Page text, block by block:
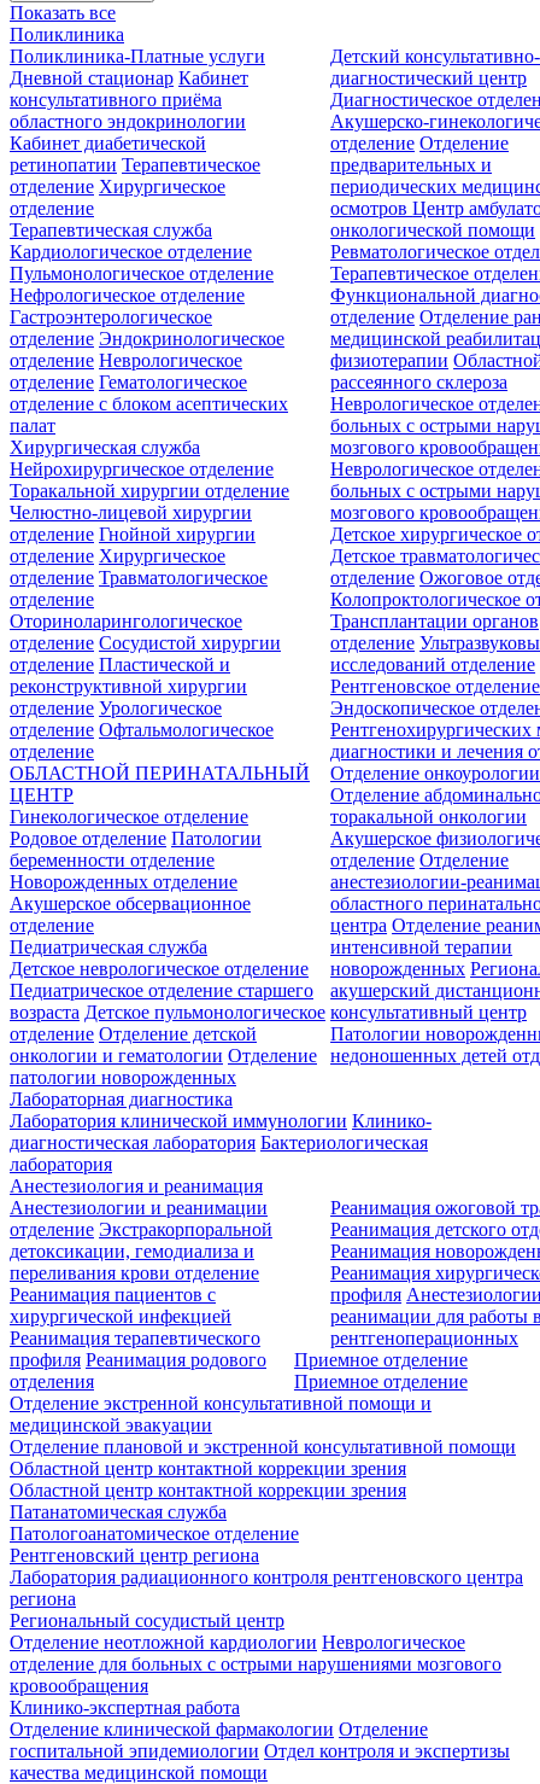
Показать все
Поликлиника
Поликлиника-Платные услуги
Дневной стационар Кабинет
консультативного приёма
областного эндокринологии
Кабинет диабетической
ретинопатии Терапевтическое
отделение Хирургическое
отделение
Детский консультативно-
диагностический центр
Диагностическое
Акушерско-
отделение Отделение
предварительных и
периодических
осмотровЦентр
онкологической помощи
Терапевтическая служба
Кардиологическое отделение
Пульмонологическое отделение
Нефрологическое отделение
Гастроэнтерологическое
отделение Эндокринологическое
отделение Неврологическое
отделение Гематологическое
отделение c блоком асептических
палат
Ревматологическое
Терапевтическое
Функциональной
отделение Отделение
медицинской
физиотерапии
рассеянного склероза
Неврологическое
больных с острыми
мозгового
Неврологическое
больных с острыми
мозгового
Хирургическая служба
Нейрохирургическое отделение
Торакальной хирургии отделение
Челюстно-лицевой хирургии
отделение Гнойной хирургии
отделение Хирургическое
отделение Травматологическое
отделение
Оториноларингологическое
отделение Сосудистой хирургии
отделение Пластической и
реконструктивной хирургии
отделение Урологическое
отделение Офтальмологическое
отделение
Детское хирургическое
Детское
отделение Ожоговое
Колопроктологическое
Трансплантации органов
отделение
исследований отделение
Рентгеновское отделение
Эндоскопическое
Рентгенохирургических
диагностики и лечения
Отделение онкоурологии
Отделение
торакальной онкологии
ОБЛАСТНОЙ ПЕРИНАТАЛЬНЫЙ
ЦЕНТР
Гинекологическое отделение
Родовое отделение Патологии
беременности отделение
Новорожденных отделение
Акушерское обсервационное
отделение
Акушерское
отделение Отделение
анестезиологии-
областного
центра Отделение
интенсивной терапии
новорожденных
акушерский
консультативный центр
Патологии
недоношенных детей
Педиатрическая служба
Детское неврологическое отделение
Педиатрическое отделение старшего
возраста Детское пульмонологическое
отделение Отделение детской
онкологии и гематологии Отделение
патологии новорожденных
Лабораторная диагностика
Лаборатория клинической иммунологии Клинико-
диагностическая лаборатория Бактериологическая
лаборатория
Анестезиология и реанимация
Анестезиологии и реанимации
отделение Экстракорпоральной
детоксикации, гемодиализа и
переливания крови отделение
Реанимация пациентов с
хирургической инфекцией
Реанимация терапевтического
профиля Реанимация родового
отделения
Реанимация ожоговой
Реанимация детского
Реанимация
Реанимация
профиля
реанимации для работы
рентгеноперационных
Приемное отделение
Приемное отделение
Отделение экстренной консультативной помощи и
медицинской эвакуации
Отделение плановой и экстренной консультативной помощи
Областной центр контактной коррекции зрения
Областной центр контактной коррекции зрения
Патанатомическая служба
Патологоанатомическое отделение
Рентгеновский центр региона
Лаборатория радиационного контроля рентгеновского центра
региона
Региональный сосудистый центр
Отделение неотложной кардиологии Неврологическое
отделение для больных с острыми нарушениями мозгового
кровообращения
Клинико-экспертная работа
Отделение клинической фармакологии Отделение
госпитальной эпидемиологии Отдел контроля и экспертизы
качества медицинской помощи